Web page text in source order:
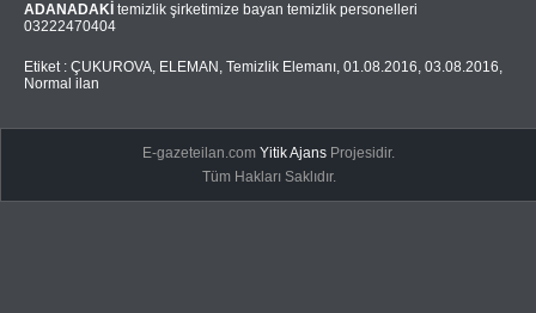
ADANADAKİ temizlik şirketimize bayan temizlik personelleri
03222470404
Etiket : ÇUKUROVA, ELEMAN , Temizlik Elemanı, 01.08.2016, 03.08.2016,
Normal ilan
E-gazeteilan.comYitik Ajans Projesidir.
Tüm Hakları Saklıdır.